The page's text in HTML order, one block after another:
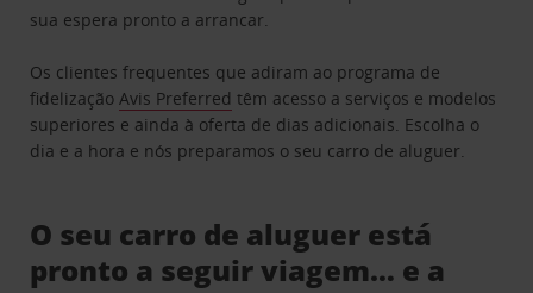
sua espera pronto a arrancar.
Os clientes frequentes que adiram ao programa de
fidelizaçãoAvis Preferred têm acesso a serviços e modelos
superiores e ainda à oferta de dias adicionais. Escolha o
dia e a hora e nós preparamos o seu carro de aluguer.
O seu carro de aluguer está
pronto a seguir viagem… e a